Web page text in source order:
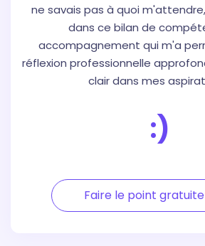
ne savais pas à quoi
dans ce bilan de
accompagnement qui m'a
réflexion professionnelle
clair dans mes
:)
Faire le point